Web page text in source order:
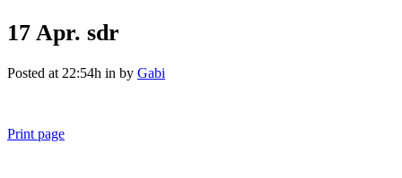
17 Apr. sdr
Posted at 22:54h in by Gabi
Print page